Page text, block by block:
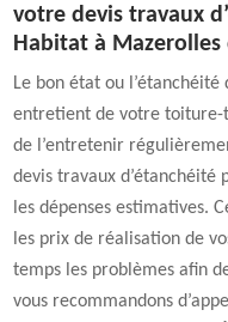
votre devis travaux
Habitat à Mazerolles
Le bon état ou
entretient de votre toiture-
de l’entretenir
devis travaux d’étanchéité
les dépenses estimatives.
les prix de réalisation de
temps les problèmes afin
vous recommandons